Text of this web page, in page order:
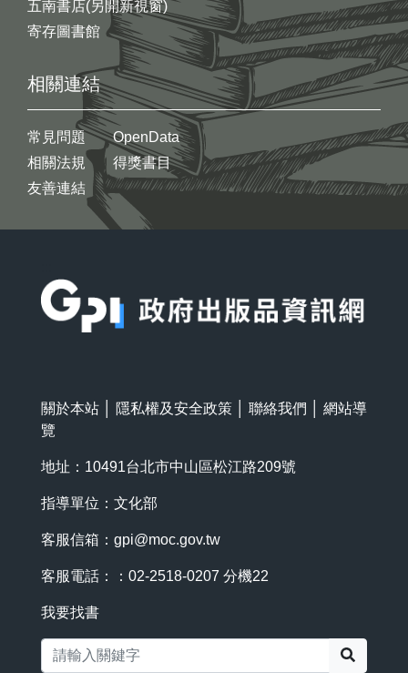
五南書店(另開新視窗)
寄存圖書館
相關連結
常見問題
相關法規
友善連結
OpenData
得獎書目
關於本站 隱私權及安全政策 聯絡我們
網站導
覽
地址：10491台北市中山區松江路209號
指導單位：文化部
客服信箱： gpi@moc.gov.tw
客服電話：：02-2518-0207 分機22
我要找書